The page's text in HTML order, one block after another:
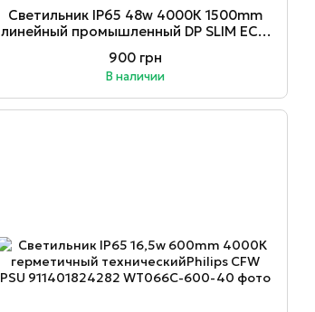
Светильник ІР65 48w 4000К 1500mm
линейный промышленный DP SLIM ECO
900 грн
В наличии